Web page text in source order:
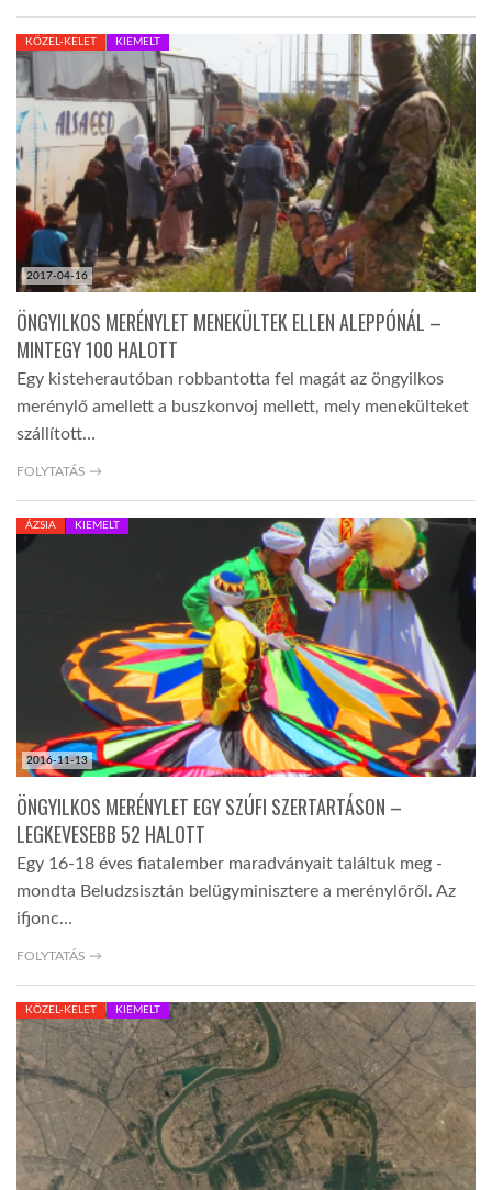
2017-04-16
KÖZEL-KELET KIEMELT
ÖNGYILKOS MERÉNYLET MENEKÜLTEK ELLEN ALEPPÓNÁL –
MINTEGY 100 HALOTT
Egy kisteherautóban robbantotta fel magát az öngyilkos
merénylő amellett a buszkonvoj mellett, mely menekülteket
szállított…
FOLYTATÁS →
2016-11-13
ÁZSIA KIEMELT
ÖNGYILKOS MERÉNYLET EGY SZÚFI SZERTARTÁSON –
LEGKEVESEBB 52 HALOTT
Egy 16-18 éves fiatalember maradványait találtuk meg -
mondta Beludzsisztán belügyminisztere a merénylőről. Az
ifjonc…
FOLYTATÁS →
KÖZEL-KELET KIEMELT